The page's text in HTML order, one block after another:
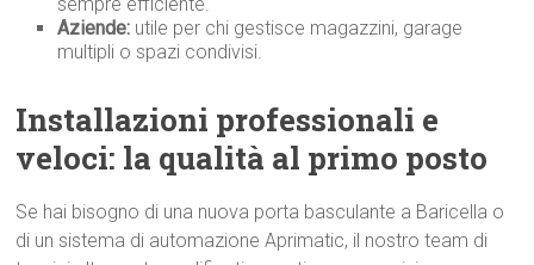
Aziende: utile per chi gestisce magazzini, garage
multipli o spazi condivisi.
Installazioni professionali e
veloci: la qualità al primo posto
Se hai bisogno di una nuova porta basculante a Baricella o
di un sistema di automazione Aprimatic, il nostro team di